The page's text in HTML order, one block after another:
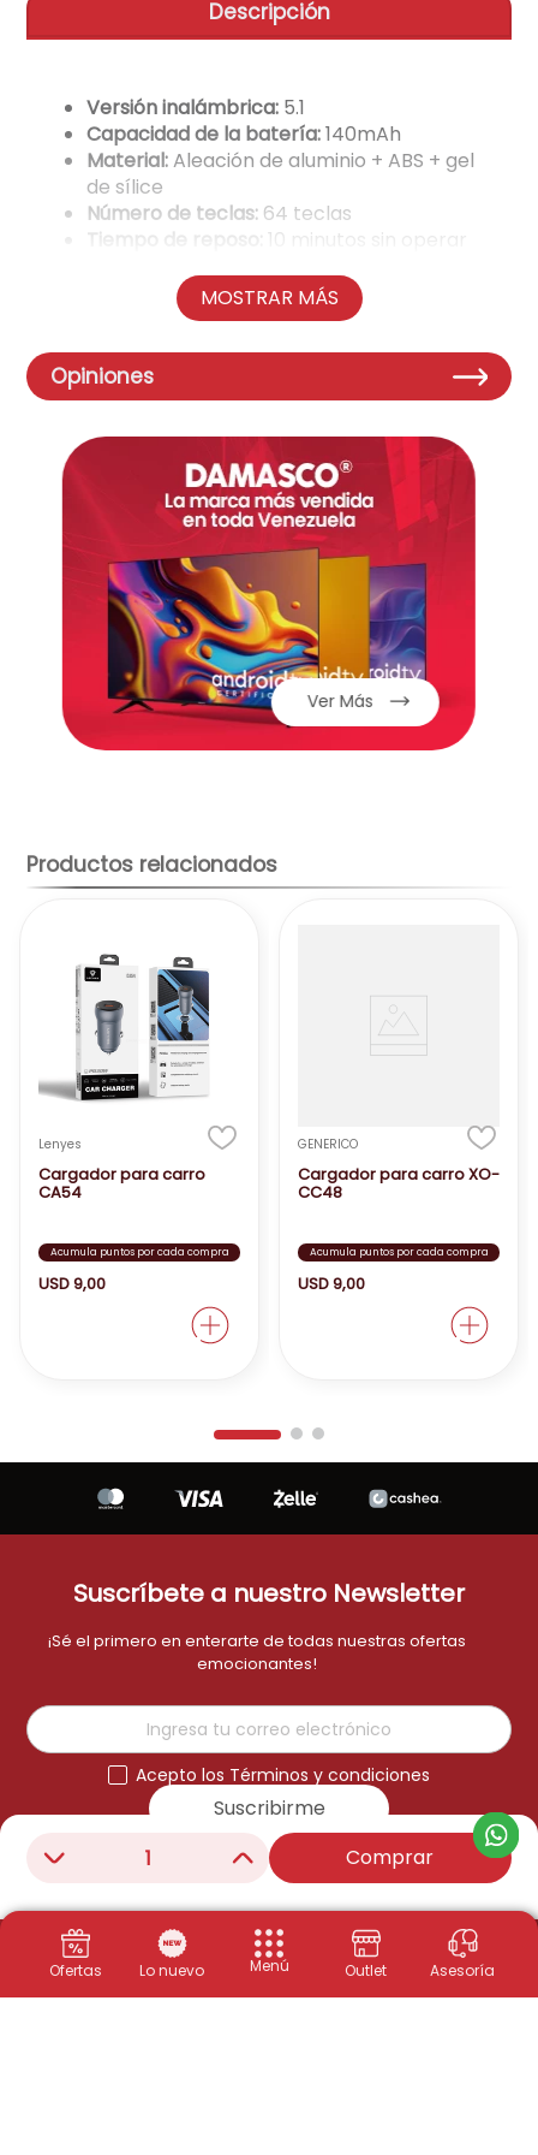
Ofertas Lo nuevo Menú Outlet Asesoría
＋
－ Comprar
Descripción
Versión inalámbrica: 5.1
Capacidad de la batería:140mAh
Material:Aleación de aluminio + ABS + gel
de sílice
Número de teclas: 64 teclas
Tiempo de reposo:
10 minutos sin operar
Horas de trabajo:45h
Estado expandido:304.31 x 98.12 mm
Estado plegado:152 x 98.12 mm
Peso:216g
Sistemas compatibles:Windows, iOS,
MOSTRAR MÁS
Opiniones
Productos relacionados
Lenyes
Cargador para carro
CA54
Acumula puntos por cada compra
USD9,00
GENERICO
Cargador para carro XO-
CC48
Acumula puntos por cada compra
USD9,00
Ver Más
Suscríbete a nuestro Newsletter
¡Sé el primero en enterarte de todas nuestras ofertas
emocionantes!
Acepto los Términos y condiciones
Suscribirme
9. aire-acondicionado